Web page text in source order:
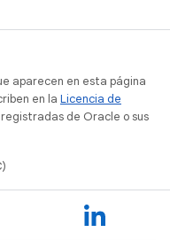
aparecen en esta página
en la Licencia de
de Oracle o sus